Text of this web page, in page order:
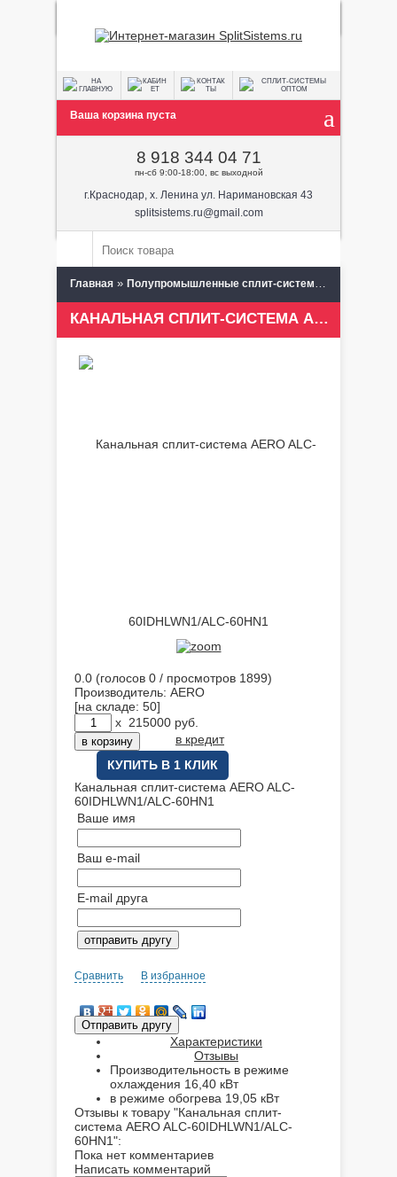
Ваша корзина пуста
8 918 344 04 71
пн-сб 9:00-18:00, вс выходной
г.Краснодар, х. Ленина ул. Наримановская 43
splitsistems.ru@gmail.com
Главная » Полупромышленные сплит-системы » Канальная
КАНАЛЬНАЯ СПЛИТ-СИСТЕМА AERO ALC-60IDHLWN1/ALC-60HN1
0.0 (голосов 0 / просмотров 1899)
Производитель: AERO
[на складе: 50]
x 215000 руб.
в кредит
КУПИТЬ В 1 КЛИК
Канальная сплит-система AERO ALC-
60IDHLWN1/ALC-60HN1
Ваше имя
Ваш e-mail
E-mail друга
Сравнить В избранное
Характеристики
Отзывы
Производительность в режиме
охлаждения 16,40 кВт
в режиме обогрева 19,05 кВт
Отзывы к товару "Канальная сплит-
система AERO ALC-60IDHLWN1/ALC-
60HN1":
Пока нет комментариев
Написать комментарий